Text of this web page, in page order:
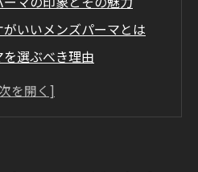
いいメンズパーマとは
選ぶべき理由
られるから
ーマの種類